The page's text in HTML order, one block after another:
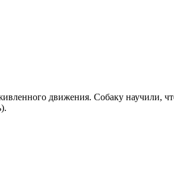
движения. Собаку научили,